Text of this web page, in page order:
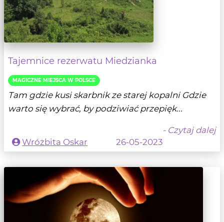
Tajemnice rezerwatu Miedzianka
MAGICZNE MIEJSCA W POLSCE
Tam gdzie kusi skarbnik ze starej kopalni Gdzie
warto się wybrać, by podziwiać przepięk...
- Czytaj dalej
Wróżbita Oskar
26-05-2023